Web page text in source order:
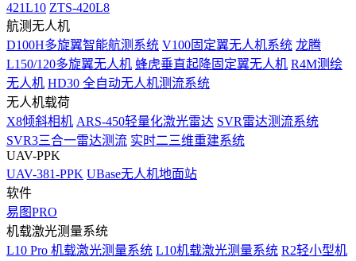
421L10 ZTS-420L8
航测无人机
D100H多旋翼智能航测系统 V100固定翼无人机系统 龙腾
L150/120多旋翼无人机 蜂虎垂直起降固定翼无人机 R4M测绘
无人机 HD30 全自动无人机测流系统
无人机载荷
X8倾斜相机 ARS-450轻量化激光雷达 SVR雷达测流系统
SVR3三合一雷达测流 实时二三维重建系统
UAV-PPK
UAV-381-PPK UBase无人机地面站
软件
易图PRO
机载激光测量系统
L10 Pro 机载激光测量系统 L10机载激光测量系统 R2轻小型机